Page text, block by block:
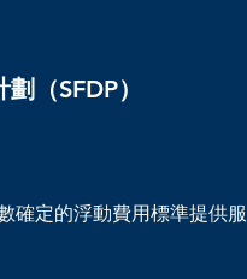
（SFDP）
確定的浮動費用標準提供服